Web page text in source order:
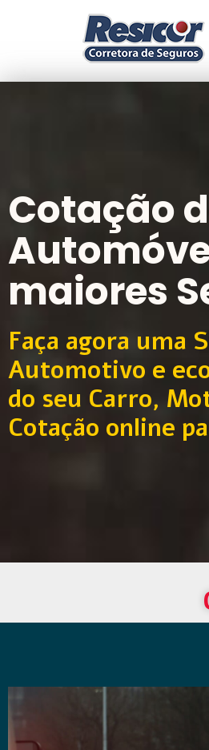
Cotação
maiores
Faça agora uma
Automotivo e
do seu Carro,
Cotação online